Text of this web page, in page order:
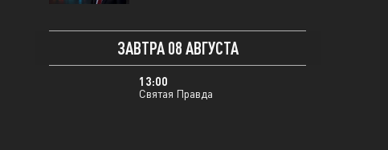
ЗАВТРА 08 АВГУСТА
13:00
Святая Правда